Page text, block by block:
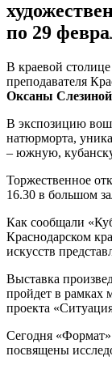
по 29
В краевой
преподавателя
Оксаны Слезиной
В экспозицию
натюрморта,
– южную,
Торжественное
16.30 в большом
Как сообщали
Краснодарском
искусств
Выставка
пройдет в рамках
проекта
Сегодня
посвящены